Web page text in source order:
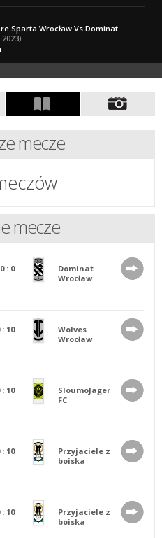
Sparta Wrocław Vs Dominat
mecze
mecze
: 0
Dominat
Wrocław
: 10
Wolves
Wrocław
: 10
SloumoJager
FC
: 10
Przyjaciele z
boiska
: 10
Przyjaciele z
boiska